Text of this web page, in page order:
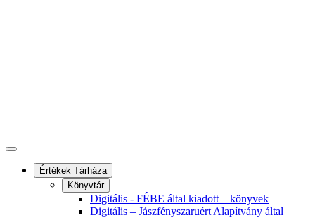
Értékek Tárháza
Könyvtár
Digitális - FÉBE által kiadott – könyvek
Digitális – Jászfényszaruért Alapítvány által